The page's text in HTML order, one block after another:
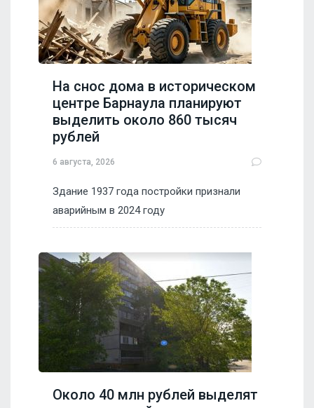
На снос дома в историческом
центре Барнаула планируют
выделить около 860 тысяч
рублей
6 августа, 2026
Здание 1937 года постройки признали
аварийным в 2024 году
Около 40 млн рублей выделят